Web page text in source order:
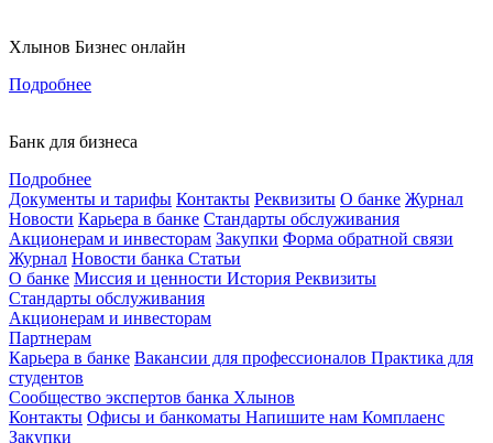
Хлынов Бизнес онлайн
Подробнее
Банк для бизнеса
Подробнее
Документы и тарифы Контакты Реквизиты О банке Журнал
Новости Карьера в банке Стандарты обслуживания
Акционерам и инвесторам Закупки Форма обратной связи
Журнал Новости банка Статьи
О банке Миссия и ценности История Реквизиты
Стандарты обслуживания
Акционерам и инвесторам
Партнерам
Карьера в банке Вакансии для профессионалов Практика для
студентов
Сообщество экспертов банка Хлынов
Контакты Офисы и банкоматы Напишите нам Комплаенс
Закупки